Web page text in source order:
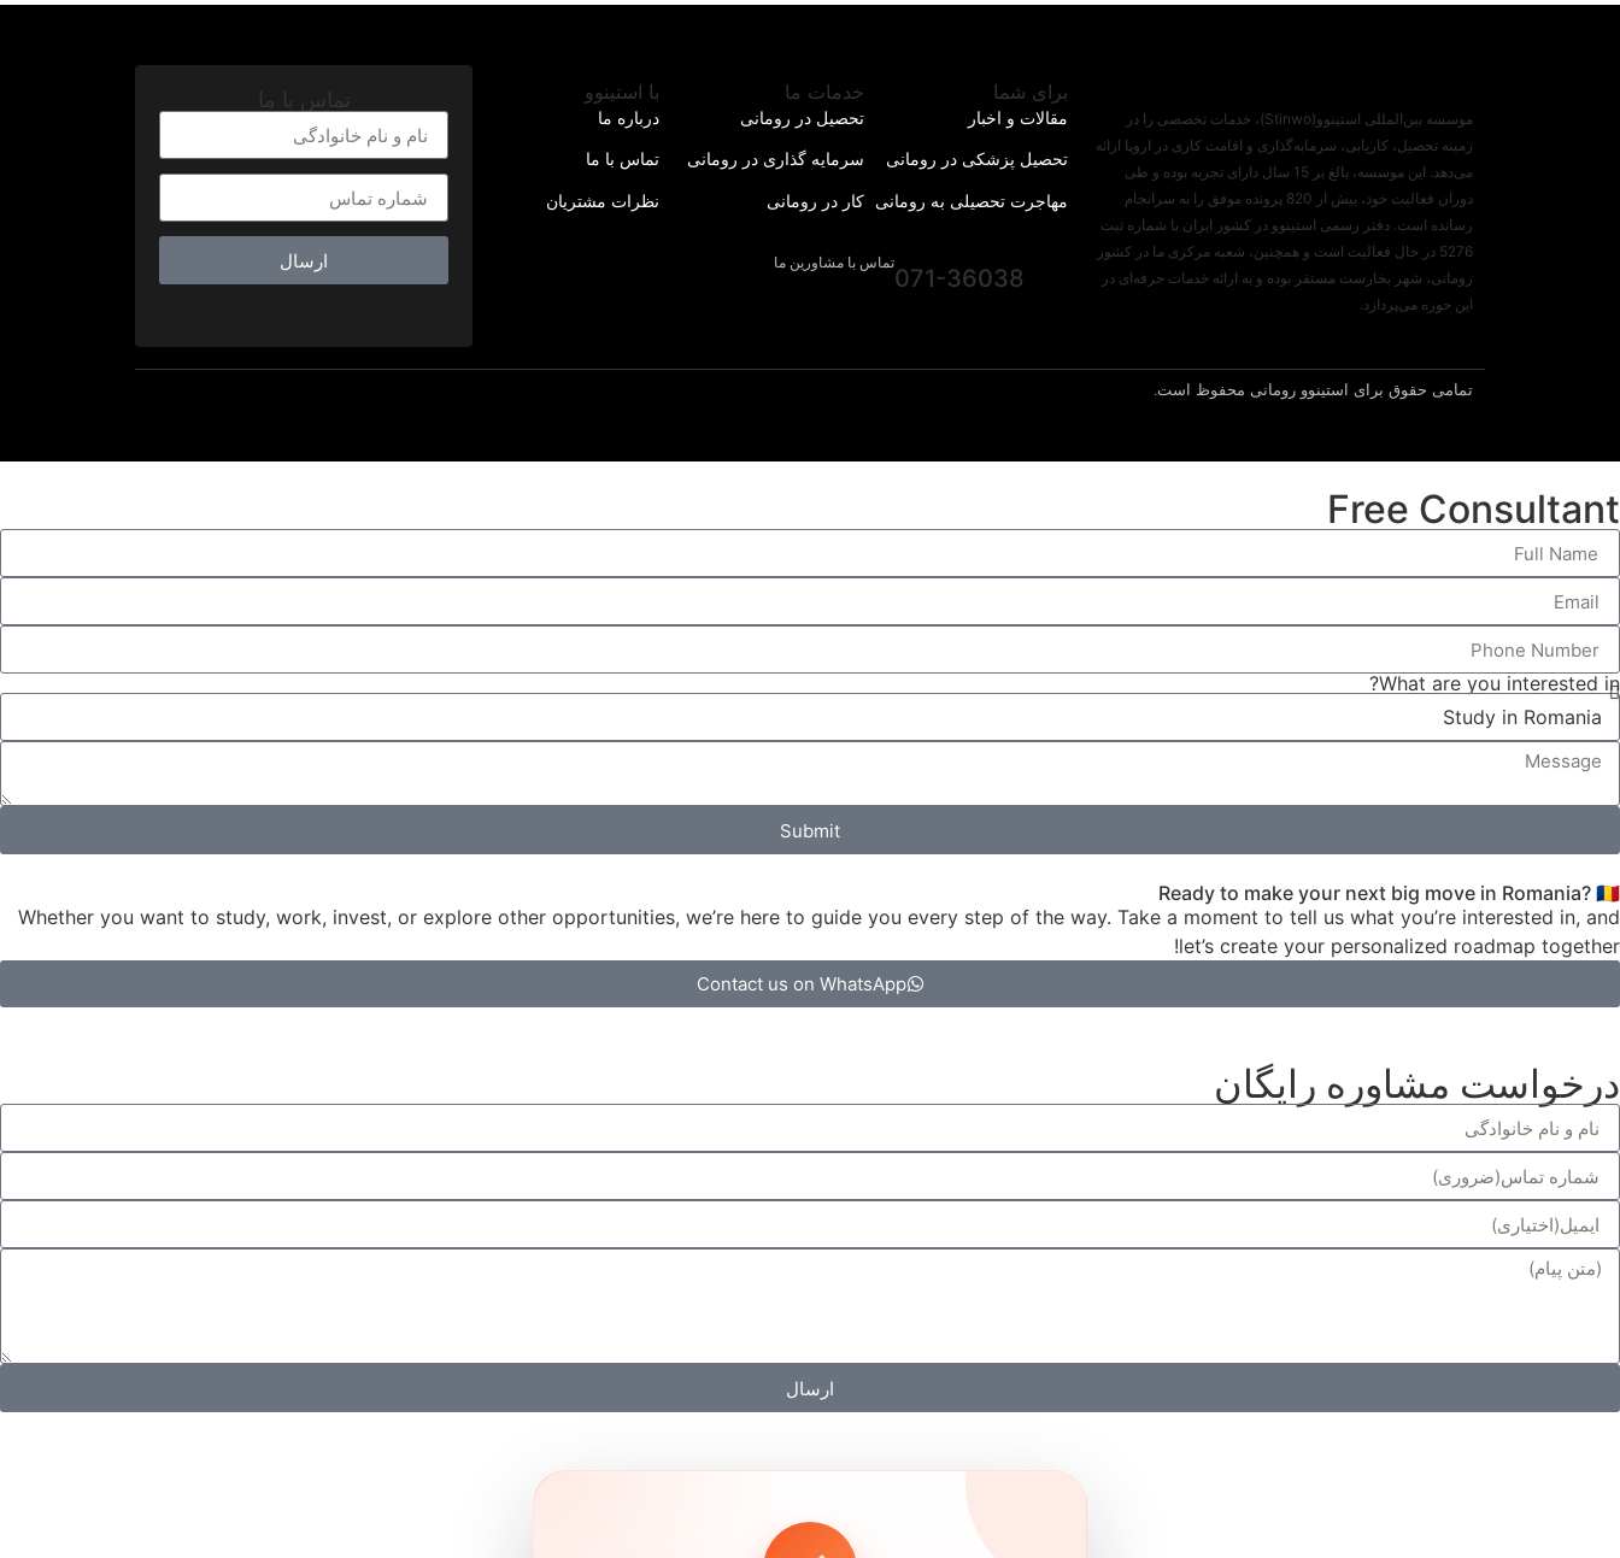
موسسه بین‌المللی استینوو(Stinwo)، خدمات تخصصی را در
زمینه تحصیل، کاریابی، سرمایه‌گذاری و اقامت کاری در اروپا ارائه
می‌‌دهد. این موسسه، بالغ بر 15 سال دارای تجربه بوده و طی
دوران فعالیت خود، بیش از 820 پرونده موفق را به سرانجام
رسانده است. دفتر رسمی استینوو در کشور ایران با شماره ثبت
5276 در حال فعالیت است و همچنین، شعبه مرکزی ما در کشور
رومانی، شهر بخارست مستقر بوده و به ارائه خدمات حرفه‌ای در
این حوزه می‌پردازد.
برای شما
مقالات و اخبار
تحصیل پزشکی در رومانی
مهاجرت تحصیلی به رومانی
خدمات ما
تحصیل در رومانی
سرمایه گذاری در رومانی
کار در رومانی
با استینوو
درباره ما
تماس با ما
نظرات مشتریان
071-36038
تماس با مشاورین ما ارسال
تمامی حقوق برای استینوو رومانی محفوظ است.
Free Consultant
What are you interested in?
Submit
Ready to make your next big move in Romania? 🇷🇴
Whether you want to study, work, invest, or explore other opportunities, we’re here to guide you every step of the way. Take a moment to tell us what you’re interested in, and
let’s create your personalized roadmap together!
Contact us on WhatsApp
درخواست مشاوره رایگان
ارسال